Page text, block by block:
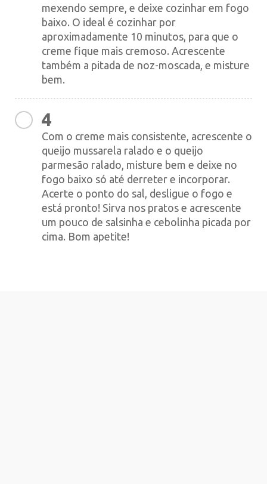
mexendo sempre, e deixe cozinhar em fogo
baixo. O ideal é cozinhar por
aproximadamente 10 minutos, para que o
creme fique mais cremoso. Acrescente
também a pitada de noz-moscada, e misture
bem.
4
Com o creme mais consistente, acrescente o
queijo mussarela ralado e o queijo
parmesão ralado, misture bem e deixe no
fogo baixo só até derreter e incorporar.
Acerte o ponto do sal, desligue o fogo e
está pronto! Sirva nos pratos e acrescente
um pouco de salsinha e cebolinha picada por
cima. Bom apetite!